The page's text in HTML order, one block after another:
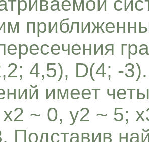
4,5), D(4; -
имеет
~ 0, у2 ~ 5;
Подставив